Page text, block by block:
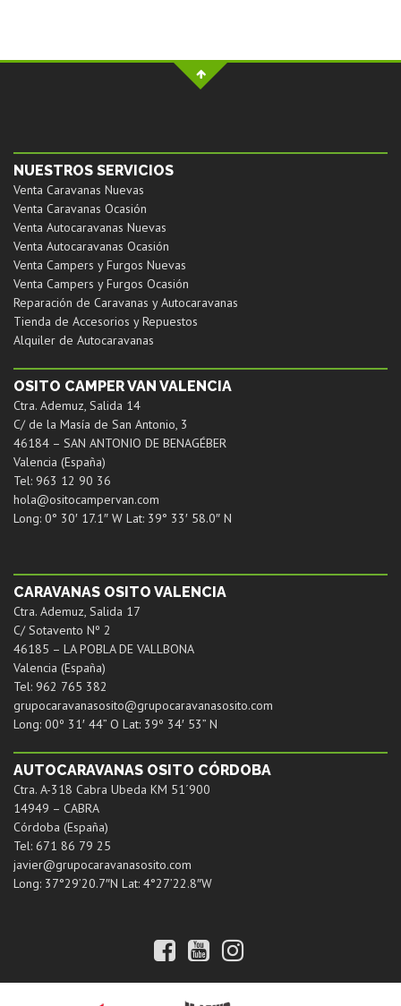
NUESTROS SERVICIOS
Venta Caravanas Nuevas
Venta Caravanas Ocasión
Venta Autocaravanas Nuevas
Venta Autocaravanas Ocasión
Venta Campers y Furgos Nuevas
Venta Campers y Furgos Ocasión
Reparación de Caravanas y Autocaravanas
Tienda de Accesorios y Repuestos
Alquiler de Autocaravanas
OSITO CAMPER VAN VALENCIA
Ctra. Ademuz, Salida 14
C/ de la Masía de San Antonio, 3
46184 – SAN ANTONIO DE BENAGÉBER
Valencia (España)
Tel: 963 12 90 36
hola@ositocampervan.com
Long: 0° 30′ 17.1″ W Lat: 39° 33′ 58.0″ N
CARAVANAS OSITO VALENCIA
Ctra. Ademuz, Salida 17
C/ Sotavento Nº 2
46185 – LA POBLA DE VALLBONA
Valencia (España)
Tel: 962 765 382
grupocaravanasosito@grupocaravanasosito.com
Long: 00º 31′ 44” O Lat: 39º 34′ 53” N
AUTOCARAVANAS OSITO CÓRDOBA
Ctra. A-318 Cabra Ubeda KM 51´900
14949 – CABRA
Córdoba (España)
Tel: 671 86 79 25
javier@grupocaravanasosito.com
Long: 37°29’20.7″N Lat: 4°27’22.8″W